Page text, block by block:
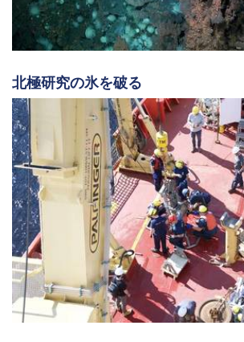
北極研究の氷を破る